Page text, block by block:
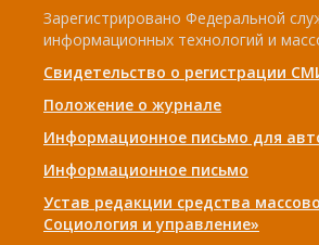
Зарегистрировано Федеральной
информационных технологий и
Свидетельство о регистрации
Положение о журнале
Информационное письмо для
Информационное письмо
Устав редакции средства
Социология и управление»